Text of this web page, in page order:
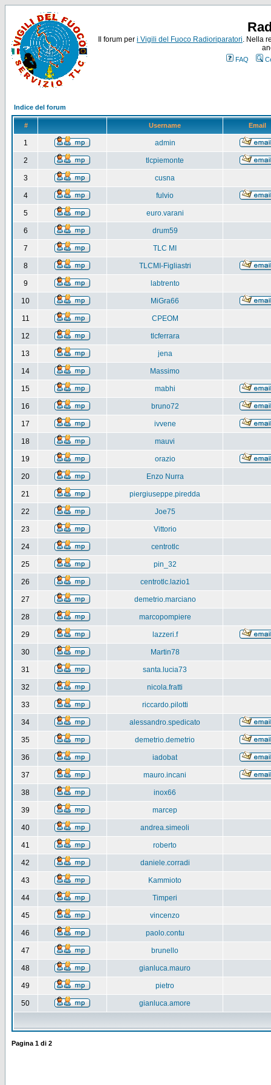
Il forum per i Vigili del Fuoco Radioriparatori. Nella
FAQ
Indice del forum
# Username Email
1 admin
2 tlcpiemonte
3 cusna
4 fulvio
5 euro.varani
6 drum59
7 TLC MI
8 TLCMI-Figliastri
9 labtrento
10 MiGra66
11 CPEOM
12 tlcferrara
13 jena
14 Massimo
15 mabhi
16 bruno72
17 ivvene
18 mauvi
19 orazio
20 Enzo Nurra
21 piergiuseppe.piredda
22 Joe75
23 Vittorio
24 centrotlc
25 pin_32
26 centrotlc.lazio1
27 demetrio.marciano
28 marcopompiere
29 lazzeri.f
30 Martin78
31 santa.lucia73
32 nicola.fratti
33 riccardo.pilotti
34 alessandro.spedicato
35 demetrio.demetrio
36 iadobat
37 mauro.incani
38 inox66
39 marcep
40 andrea.simeoli
41 roberto
42 daniele.corradi
43 Kammioto
44 Timperi
45 vincenzo
46 paolo.contu
47 brunello
48 gianluca.mauro
49 pietro
50 gianluca.amore
Pagina 1 di 2